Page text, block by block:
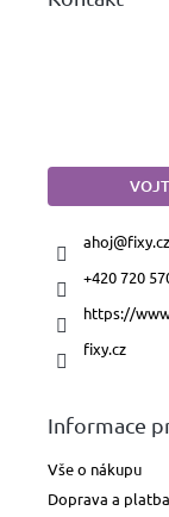
ahoj@fixy.cz
+420 720
https://
fixy.cz
Informace
Vše o nákupu
Doprava a platba